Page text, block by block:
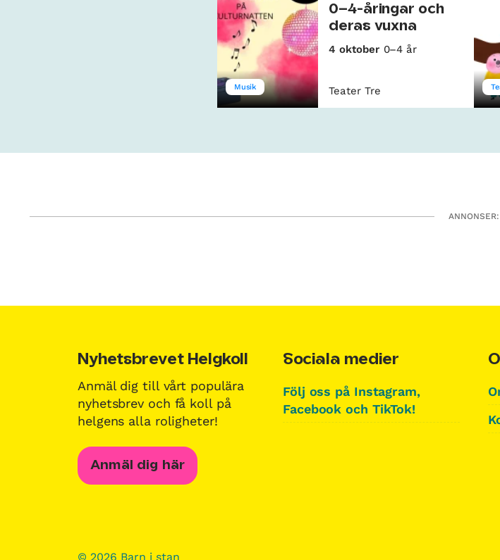
Musik
0–4-åringar och
deras vuxna
4 oktober 0–4 år
Teater Tre
ANNONSER:
Nyhetsbrevet Helgkoll
Anmäl dig till vårt populära
nyhetsbrev och få koll på
helgens alla roligheter!
Anmäl dig här
Sociala medier
Följ oss på Instagram,
Facebook och TikTok!
© 2026 Barn i stan